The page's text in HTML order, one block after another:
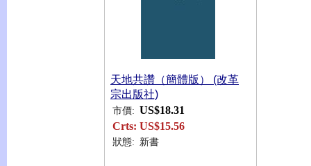
天地共讚（簡體版） (改革
宗出版社)
市價: US$18.31
Crts: US$15.56
狀態: 新書